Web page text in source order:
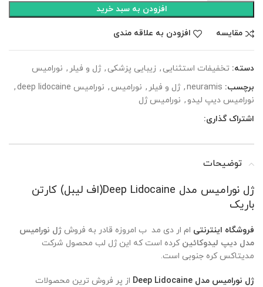
افزودن به سبد خرید
مقایسه افزودن به علاقه مندی
دسته: تخفیفات استثنایی , زیبایی پزشکی , ژل و فیلر , نورامیس
برچسب: neuramis
, ژل و فیلر , نورامیس , نورامیس deep lidocaine
,
نورامیس دیپ لیدو , نورامیس ژل
اشتراک گذاری:
توضیحات
ژل نورامیس مدل Deep Lidocaine(اف لیبل) کارتن
باریک
فروشگاه اینترنتی ام ار دی مد ب امروزه قادر به فروش ژل نورامیس
مدل دیپ لیدوکائینکرده است که این ژل لب محصول شرکت
مدیتاکس کره جنوبی است.
ژل نورامیس مدل Deep Lidocaine
از پر فروش ترین محصولات